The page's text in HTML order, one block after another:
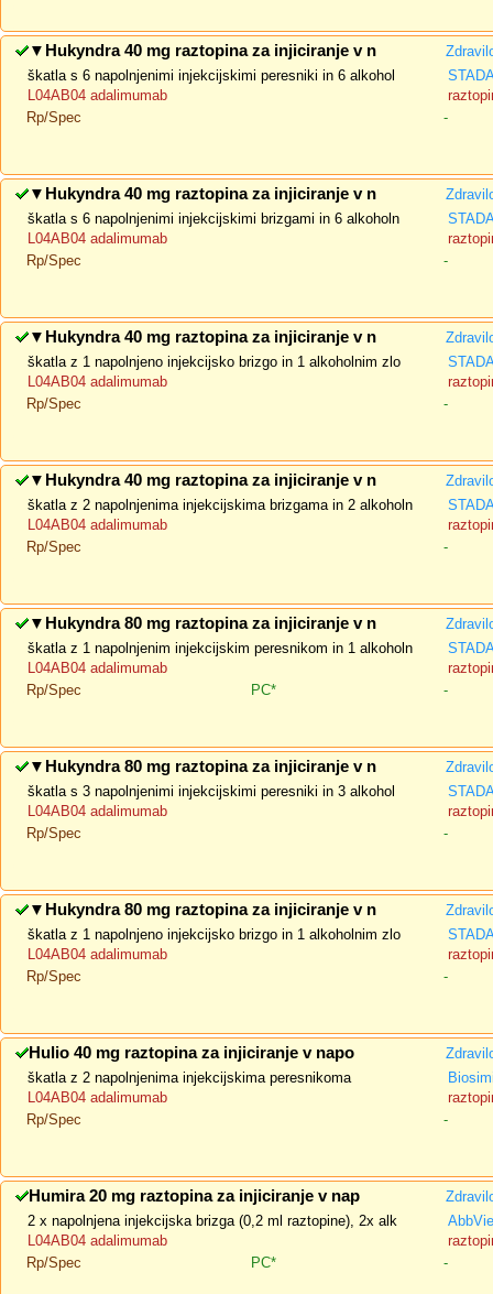
▼ Hukyndra 40 mg raztopina za injiciranje v n
škatla s 6 napolnjenimi injekcijskimi peresniki in 6 alkohol
L04AB04 adalimumab
Rp/Spec
-
▼ Hukyndra 40 mg raztopina za injiciranje v n
škatla s 6 napolnjenimi injekcijskimi brizgami in 6 alkoholn
L04AB04 adalimumab
Rp/Spec
-
▼ Hukyndra 40 mg raztopina za injiciranje v n
škatla z 1 napolnjeno injekcijsko brizgo in 1 alkoholnim zlo
L04AB04 adalimumab
Rp/Spec
-
▼ Hukyndra 40 mg raztopina za injiciranje v n
škatla z 2 napolnjenima injekcijskima brizgama in 2 alkoholn
L04AB04 adalimumab
Rp/Spec
-
▼ Hukyndra 80 mg raztopina za injiciranje v n
škatla z 1 napolnjenim injekcijskim peresnikom in 1 alkoholn
L04AB04 adalimumab
Rp/Spec
PC* -
▼ Hukyndra 80 mg raztopina za injiciranje v n
škatla s 3 napolnjenimi injekcijskimi peresniki in 3 alkohol
L04AB04 adalimumab
Rp/Spec
-
▼ Hukyndra 80 mg raztopina za injiciranje v n
škatla z 1 napolnjeno injekcijsko brizgo in 1 alkoholnim zlo
L04AB04 adalimumab
Rp/Spec
-
Hulio 40 mg raztopina za injiciranje v napo
škatla z 2 napolnjenima injekcijskima peresnikoma
L04AB04 adalimumab
Rp/Spec
-
Humira 20 mg raztopina za injiciranje v nap
2 x napolnjena injekcijska brizga (0,2 ml raztopine), 2x alk
L04AB04 adalimumab
Rp/Spec
PC* -